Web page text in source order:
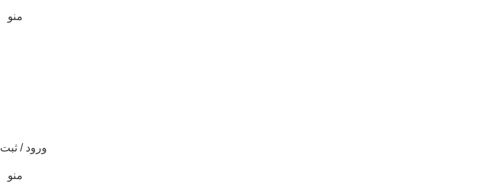
منو
ورود / ثبت
منو